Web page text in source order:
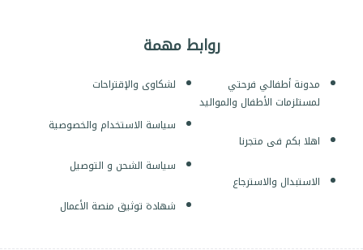
روابط مهمة
مدونة أطفالي فرحتي
لمستلزمات الأطفال والمواليد
اهلا بكم فى متجرنا
الاستبدال والاسترجاع
لشكاوى والإقتراحات
سياسة الاستخدام والخصوصية
سياسة الشحن و التوصيل
شهادة توثيق منصة الأعمال